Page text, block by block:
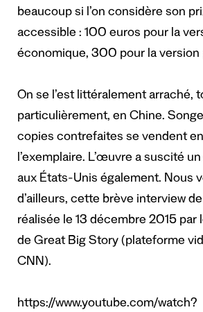
beaucoup si l’on considère son
accessible : 100 euros pour la
économique, 300 pour la version
On se l’est littéralement arraché,
particulièrement, en Chine.
copies contrefaites se vendent
l’exemplaire. L’œuvre a suscité
aux États-Unis également. Nous
d’ailleurs, cette brève interview
réalisée le 13 décembre 2015 par
de Great Big Story (plateforme
CNN).
https://www.youtube.com/watch?